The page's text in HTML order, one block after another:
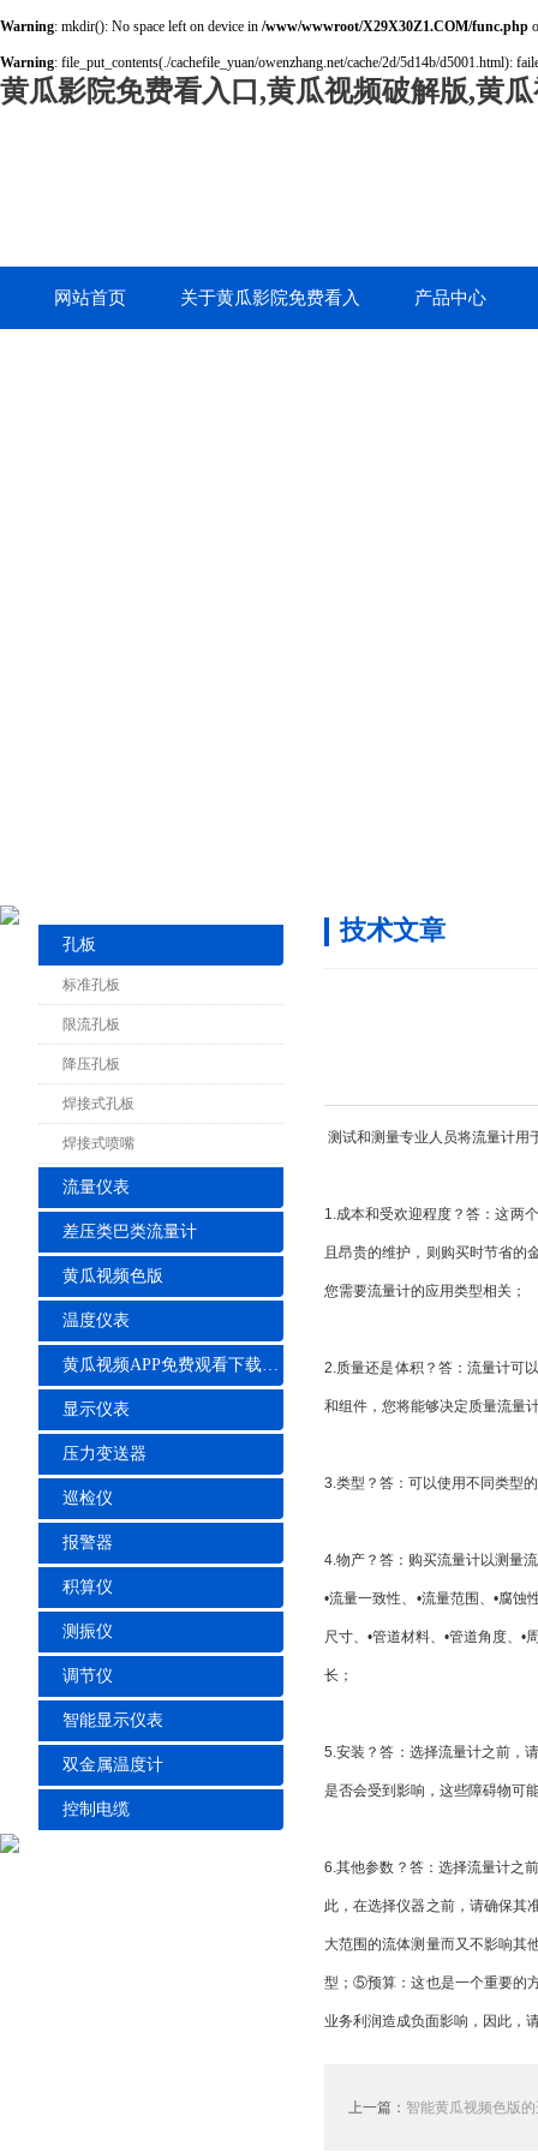
Warning: mkdir(): No space left on device in /www/wwwroot/X29X30Z1.COM/func.php
Warning: file_put_contents(./cachefile_yuan/owenzhang.net/cache/2d/5d14b/d5001.html):
黄瓜影院免费看入口,黄瓜视频破解版,黄
网站首页 关于黄瓜影院免费看入 产品中心
孔板
标准孔板
限流孔板
降压孔板
焊接式孔板
焊接式喷嘴
流量仪表
差压类巴类流量计
黄瓜视频色版
温度仪表
黄瓜视频APP免费观看下载安装
显示仪表
压力变送器
巡检仪
报警器
积算仪
测振仪
调节仪
智能显示仪表
双金属温度计
控制电缆
技术文章
测试和测量专业人员将流量计用
1.成本和受欢迎程度？答：这两
且昂贵的维护，则购买时节省的
您需要流量计的应用类型相关；
2.质量还是体积？答：流量计可
和组件，您将能够决定质量流量
3.类型？答：可以使用不同类型
4.物产？答：购买流量计以测量
•流量一致性、•流量范围、•腐
尺寸、•管道材料、•管道角度、
长；
5.安装？答：选择流量计之前，
是否会受到影响，这些障碍物可
6.其他参数？答：选择流量计之
此，在选择仪器之前，请确保其
大范围的流体测量而又不影响其
型；⑤预算：这也是一个重要的
业务利润造成负面影响，因此，
上一篇： 智能黄瓜视频色版